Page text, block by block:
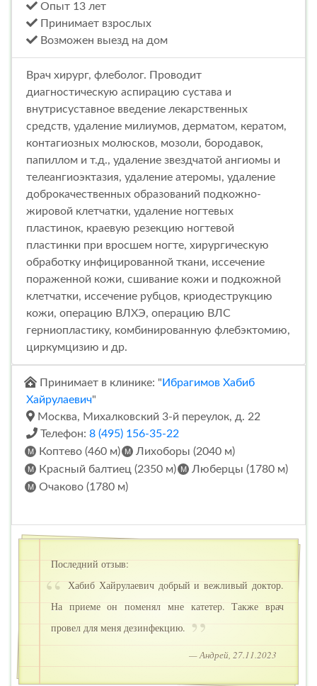
Опыт 13 лет
Принимает взрослых
Возможен выезд на дом
Врач хирург, флеболог. Проводит
диагностическую аспирацию сустава и
внутрисуставное введение лекарственных
средств, удаление милиумов, дерматом, кератом,
контагиозных молюсков, мозоли, бородавок,
папиллом и т.д., удаление звездчатой ангиомы и
телеангиоэктазия, удаление атеромы, удаление
доброкачественных образований подкожно-
жировой клетчатки, удаление ногтевых
пластинок, краевую резекцию ногтевой
пластинки при вросшем ногте, хирургическую
обработку инфицированной ткани, иссечение
пораженной кожи, сшивание кожи и подкожной
клетчатки, иссечение рубцов, криодеструкцию
кожи, операцию ВЛХЭ, операцию ВЛС
герниопластику, комбинированную флебэктомию,
циркумцизию и др.
Принимает в клинике: " Ибрагимов Хабиб
Хайрулаевич"
Москва, Михалковский 3-й переулок, д. 22
Телефон: 8 (495) 156-35-22
Коптево (460 м)
Лихоборы (2040 м)
Красный балтиец (2350 м)
Люберцы (1780 м)
Очаково (1780 м)
Последний отзыв:
Хабиб Хайрулаевич добрый и вежливый доктор.
На приеме он поменял мне катетер. Также врач
провел для меня дезинфекцию.
— Андрей, 27.11.2023